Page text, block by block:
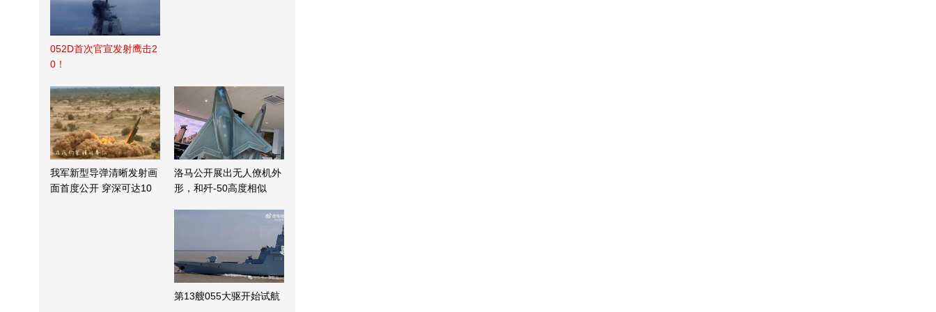
052D首次官宣发射鹰击2
0！
我军新型导弹清晰发射画
面首度公开 穿深可达10
洛马公开展出无人僚机外
形，和歼-50高度相似
第13艘055大驱开始试航